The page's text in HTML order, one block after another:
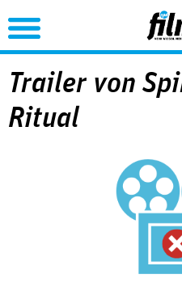
Jump
Trailer von
Ritual